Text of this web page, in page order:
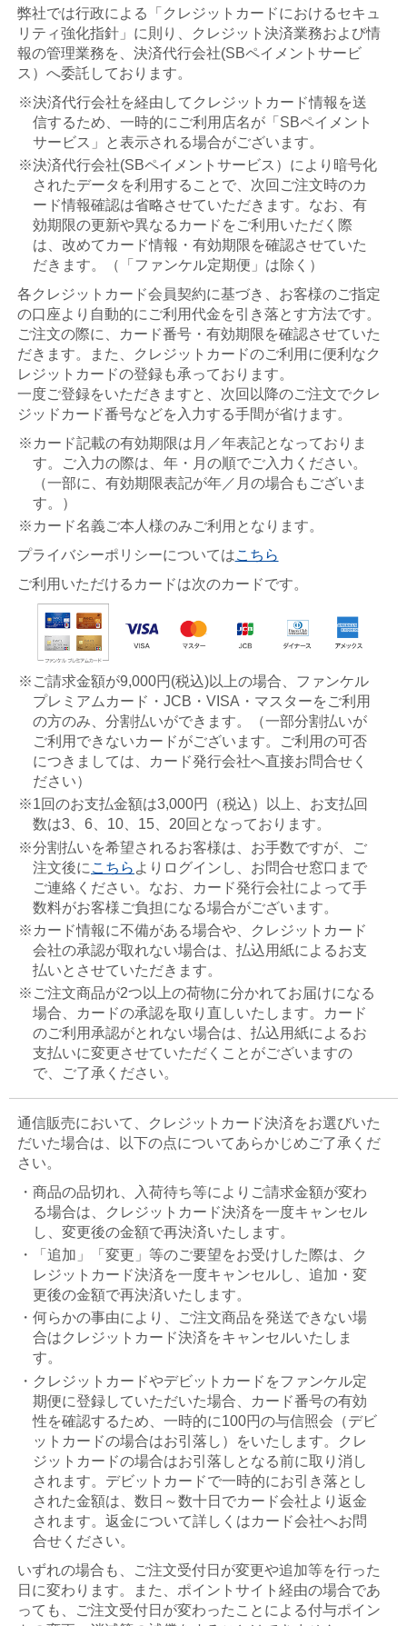
弊社では行政による「クレジットカードにおけるセキュ
リティ強化指針」に則り、クレジット決済業務および情
報の管理業務を、決済代行会社(SBペイメントサービ
ス）へ委託しております。
※決済代行会社を経由してクレジットカード情報を送
信するため、一時的にご利用店名が「SBペイメント
サービス」と表示される場合がございます。
※決済代行会社(SBペイメントサービス）により暗号化
されたデータを利用することで、次回ご注文時のカ
ード情報確認は省略させていただきます。なお、有
効期限の更新や異なるカードをご利用いただく際
は、改めてカード情報・有効期限を確認させていた
だきます。（「ファンケル定期便」は除く）
各クレジットカード会員契約に基づき、お客様のご指定
の口座より自動的にご利用代金を引き落とす方法です。
ご注文の際に、カード番号・有効期限を確認させていた
だきます。また、クレジットカードのご利用に便利なク
レジットカードの登録も承っております。
一度ご登録をいただきますと、次回以降のご注文でクレ
ジッドカード番号などを入力する手間が省けます。
※カード記載の有効期限は月／年表記となっておりま
す。ご入力の際は、年・月の順でご入力ください。
（一部に、有効期限表記が年／月の場合もございま
す。）
※カード名義ご本人様のみご利用となります。
プライバシーポリシーについてはこちら
ご利用いただけるカードは次のカードです。
※ご請求金額が9,000円(税込)以上の場合、ファンケル
プレミアムカード・JCB・VISA・マスターをご利用
の方のみ、分割払いができます。（一部分割払いが
ご利用できないカードがございます。ご利用の可否
につきましては、カード発行会社へ直接お問合せく
ださい）
※1回のお支払金額は3,000円（税込）以上、お支払回
数は3、6、10、15、20回となっております。
※分割払いを希望されるお客様は、お手数ですが、ご
注文後に こちら よりログインし、お問合せ窓口まで
ご連絡ください。なお、カード発行会社によって手
数料がお客様ご負担になる場合がございます。
※カード情報に不備がある場合や、クレジットカード
会社の承認が取れない場合は、払込用紙によるお支
払いとさせていただきます。
※ご注文商品が2つ以上の荷物に分かれてお届けになる
場合、カードの承認を取り直しいたします。カード
のご利用承認がとれない場合は、払込用紙によるお
支払いに変更させていただくことがございますの
で、ご了承ください。
通信販売において、クレジットカード決済をお選びいた
だいた場合は、以下の点についてあらかじめご了承くだ
さい。
・商品の品切れ、入荷待ち等によりご請求金額が変わ
る場合は、クレジットカード決済を一度キャンセル
し、変更後の金額で再決済いたします。
・「追加」「変更」等のご要望をお受けした際は、ク
レジットカード決済を一度キャンセルし、追加・変
更後の金額で再決済いたします。
・何らかの事由により、ご注文商品を発送できない場
合はクレジットカード決済をキャンセルいたしま
す。
・クレジットカードやデビットカードをファンケル定
期便に登録していただいた場合、カード番号の有効
性を確認するため、一時的に100円の与信照会（デビ
ットカードの場合はお引落し）をいたします。クレ
ジットカードの場合はお引落しとなる前に取り消し
されます。デビットカードで一時的にお引き落とし
された金額は、数日～数十日でカード会社より返金
されます。返金について詳しくはカード会社へお問
合せください。
いずれの場合も、ご注文受付日が変更や追加等を行った
日に変わります。また、ポイントサイト経由の場合であ
っても、ご注文受付日が変わったことによる付与ポイン